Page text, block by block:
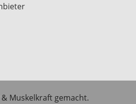
& Muskelkraft gemacht.